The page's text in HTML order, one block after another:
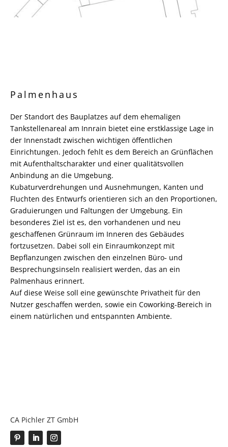
Palmenhaus
Der Standort des Bauplatzes auf dem ehemaligen
Tankstellenareal am Innrain bietet eine erstklassige Lage in
der Innenstadt zwischen wichtigen öffentlichen
Einrichtungen. Jedoch fehlt es dem Bereich an Grünflächen
mit Aufenthaltscharakter und einer qualitätsvollen
Anbindung an die Umgebung.
Kubaturverdrehungen und Ausnehmungen, Kanten und
Fluchten des Entwurfs orientieren sich an den Proportionen,
Graduierungen und Faltungen der Umgebung. Ein
besonderes Ziel ist es, den vorhandenen und neu
geschaffenen Grünraum im Inneren des Gebäudes
fortzusetzen. Dabei soll ein Einraumkonzept mit
Bepflanzungen zwischen den einzelnen Büro- und
Besprechungsinseln realisiert werden, das an ein
Palmenhaus erinnert.
Auf diese Weise soll eine gewünschte Privatheit für den
Nutzer geschaffen werden, sowie ein Coworking-Bereich in
einem natürlichen und entspannten Ambiente.
CA Pichler ZT GmbH